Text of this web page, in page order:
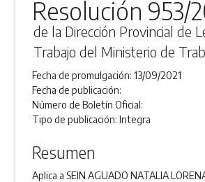
Resolución 953/
de la Dirección Provincial de
Trabajo del Ministerio de
Fecha de promulgación:13/09/2021
Fecha de publicación:
Número de Boletín Oficial:
Tipo de publicación:Integra
Resumen
Aplica a SEIN AGUADO NATALIA